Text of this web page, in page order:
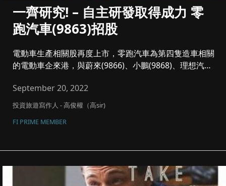
一齊研究! – 自主研發取得成力 零
跑汽車(9863)招股
電動車生產相關股再度上市，零跑汽車為第四隻造車相關
的電動車企來港，與蔚來(9866)、小鵬(9868)、理想汽車
September 20, 2022
投資旅遊寫作人 - 高俊權（高sir)
FI PRIME MEMBER